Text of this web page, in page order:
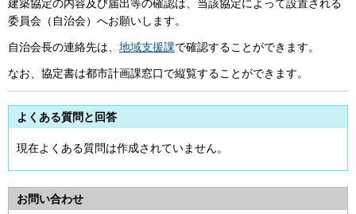
建築協定の内容及び届出等の確認は、当該協定によって設置される
委員会（自治会）へお願いします。
自治会長の連絡先は、 地域支援課で確認することができます。
なお、協定書は都市計画課窓口で縦覧することができます。
よくある質問と回答
現在よくある質問は作成されていません。
お問い合わせ